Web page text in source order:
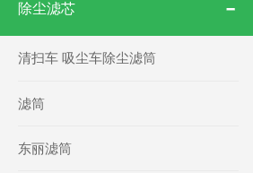
除尘滤芯
清扫车 吸尘车除尘滤筒
滤筒
东丽滤筒